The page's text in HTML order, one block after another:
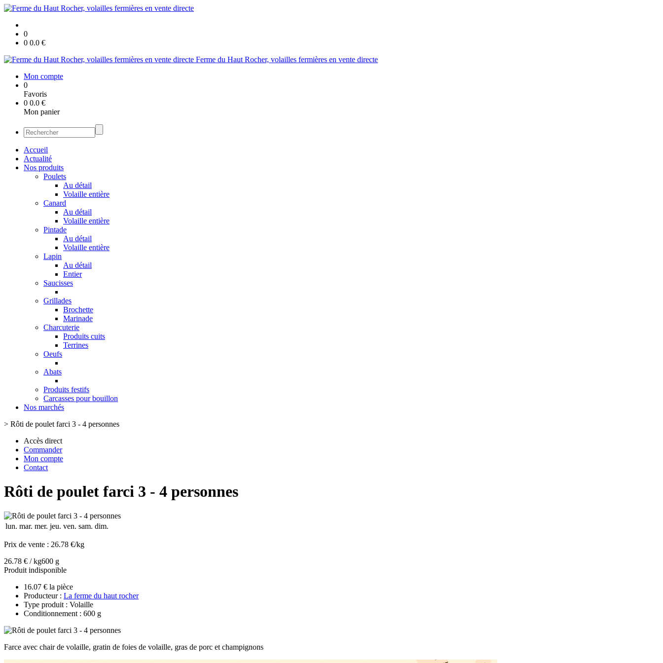
0
0 0.0 €
Ferme du Haut Rocher, volailles fermières en vente directe
Mon compte
0
Favoris
0 0.0 €
Mon panier
Accueil
Actualité
Nos produits
Poulets
Au détail
Volaille entière
Canard
Au détail
Volaille entière
Pintade
Au détail
Volaille entière
Lapin
Au détail
Entier
Saucisses
Grillades
Brochette
Marinade
Charcuterie
Produits cuits
Terrines
Oeufs
Abats
Produits festifs
Carcasses pour bouillon
Nos marchés
> Rôti de poulet farci 3 - 4 personnes
Accès direct
Commander
Mon compte
Contact
Rôti de poulet farci 3 - 4 personnes
lun. mar. mer. jeu. ven. sam. dim.
Prix de vente : 26.78 €/kg
26.78 € / kg600 g
Produit indisponible
16.07 € la pièce
Producteur : La ferme du haut rocher
Type produit : Volaille
Conditionnement : 600 g
Farce avec chair de volaille, gratin de foies de volaille, gras de porc et champignons